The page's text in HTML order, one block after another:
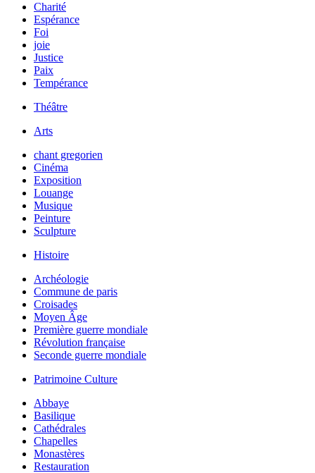
Charité
Espérance
Foi
joie
Justice
Paix
Tempérance
Théâtre
Arts
chant gregorien
Cinéma
Exposition
Louange
Musique
Peinture
Sculpture
Histoire
Archéologie
Commune de paris
Croisades
Moyen Âge
Première guerre mondiale
Révolution française
Seconde guerre mondiale
Patrimoine Culture
Abbaye
Basilique
Cathédrales
Chapelles
Monastères
Restauration